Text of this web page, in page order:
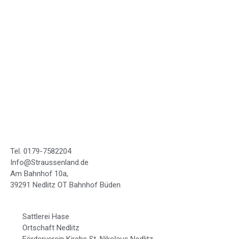
Tel. 0179-7582204
Info@Straussenland.de
Am Bahnhof 10a,
39291 Nedlitz OT Bahnhof Büden
Sattlerei Hase
Ortschaft Nedlitz